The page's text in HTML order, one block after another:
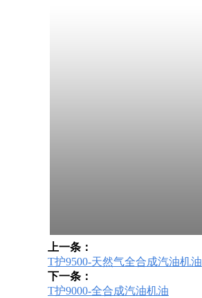
上一条：
T护9500-天然气全合成汽油机油
下一条：
T护9000-全合成汽油机油